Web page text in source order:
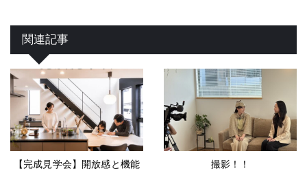
関連記事
【完成見学会】開放感と機能
撮影！！